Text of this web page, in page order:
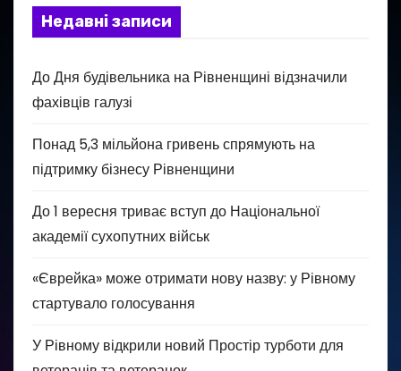
Недавні записи
До Дня будівельника на Рівненщині відзначили
фахівців галузі
Понад 5,3 мільйона гривень спрямують на
підтримку бізнесу Рівненщини
До 1 вересня триває вступ до Національної
академії сухопутних військ
«Єврейка» може отримати нову назву: у Рівному
стартувало голосування
У Рівному відкрили новий Простір турботи для